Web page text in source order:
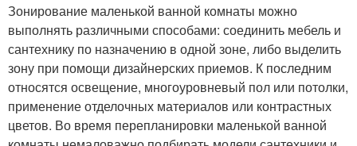
Зонирование маленькой ванной комнаты можно
выполнять различными способами: соединить мебель и
сантехнику по назначению в одной зоне, либо выделить
зону при помощи дизайнерских приемов. К последним
относятся освещение, многоуровневый пол или потолки,
применение отделочных материалов или контрастных
цветов. Во время перепланировки маленькой ванной